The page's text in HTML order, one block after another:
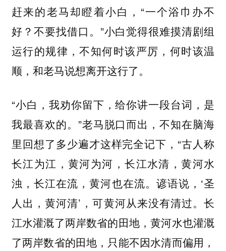
赶来的老马却瞪着小白，“一个浴巾办不
好？不要找借口。”小白觉得很难摸清剧组
运行的规律，不知何时该严厉，何时该温
顺，和老马说想离开这行了。
“小白，我劝你留下，给你讲一段台词，是
我最喜欢的。”老马脱口而出，不知在脑海
里回想了多少遍才这样完全记下，“古人称
长江为江，黄河为河，长江水清，黄河水
浊，长江在流，黄河也在流。谚语说，‘圣
人出，黄河清’，可黄河从来没有清过。长
江水灌溉了两岸数省的田地，黄河水也灌溉
了两岸数省的田地，只能不因水清而偏用，